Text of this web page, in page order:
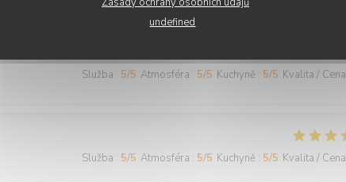
undefined
Služba : 5/5 Atmosféra : 5/5 Kuchyně : 5/5 Kvalita / Cena
Služba : 5/5 Atmosféra : 5/5 Kuchyně : 5/5 Kvalita / Cena